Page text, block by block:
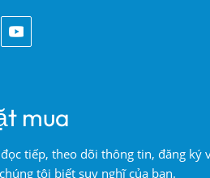
WTS định vị tại Thành
xinh đẹp, Phúc Châu,
ngũ kỹ thuật lành nghề
học hoàn chỉnh, hệ
lắp ráp và hệ thống kiểm
mua
tiếp, theo dõi thông tin, đăng ký
tôi biết suy nghĩ của bạn.